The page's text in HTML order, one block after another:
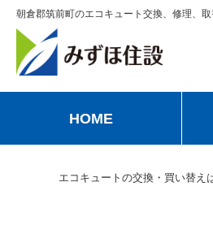
朝倉郡筑前町のエコキュート交換、修理、
HOME
エコキュートの交換・買い替え